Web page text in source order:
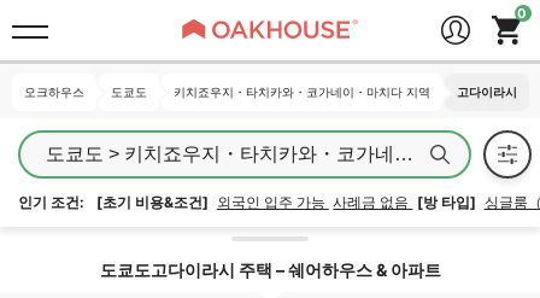
오크하우스 도쿄도 키치죠우지・타치카와・코가네이・마치다 지역 고다이라시
인기 조건: [초기 비용&조건] 외국인 입주 가능 사례금 없음 [방 타입] 싱글룸
도쿄도고다이라시 주택 – 쉐어하우스 & 아파트
오크하우스 도쿄도 키치죠우지・타치카와・코가네이・마치다 지역 고다이라시